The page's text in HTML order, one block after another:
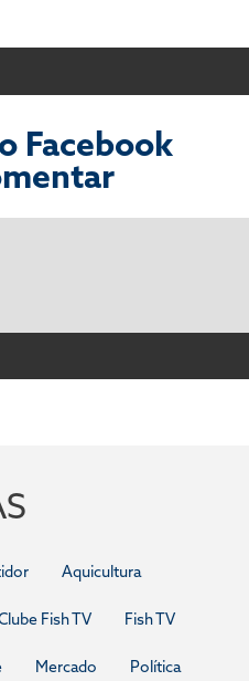
Facebook
Aquicultura
Fish TV Fish TV
Mercado Política